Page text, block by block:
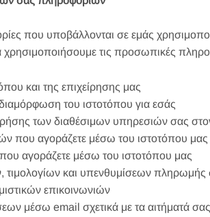
που υποβάλλονται σε εμάς
τις προσωπικές
και της επιχείρησης μας
του ιστοτόπου για εσάς
των διαθέσιμων υπηρεσιών σας
που αγοράζετε μέσω του ιστοτόπου μας
αγοράζετε μέσω του ιστοτόπου μας
τιμολογίων και υπενθυμίσεων
επικοινωνιών
μέσω email σχετικά με τα αιτήματά σας